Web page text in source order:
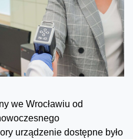
we Wrocławiu od
urządzenie dostępne było